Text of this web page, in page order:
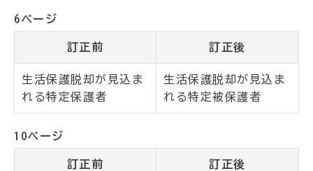
6ページ
訂正前 訂正後
生活保護脱却が見込ま
れる特定保護者
生活保護脱却が見込ま
れる特定被保護者
10ページ
訂正前 訂正後